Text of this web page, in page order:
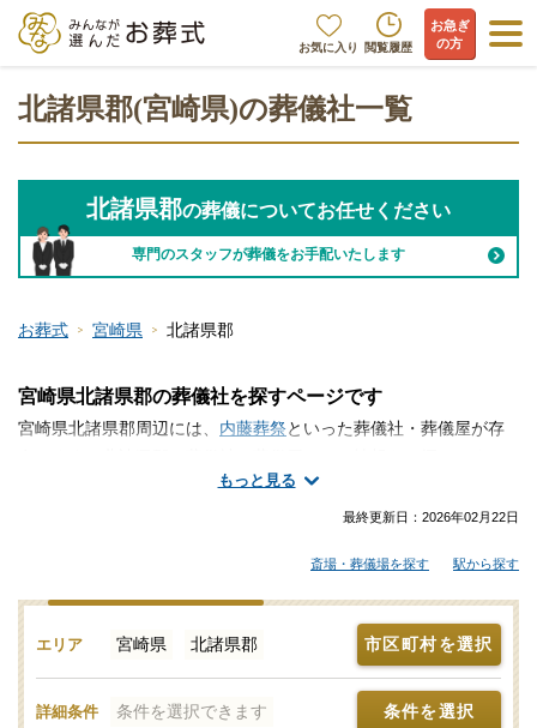
お気に入り 閲覧履歴
お急ぎ
の方
北諸県郡(宮崎県)の葬儀社一覧
北諸県郡の葬儀についてお任せください
専門のスタッフが葬儀をお手配いたします
お葬式 宮崎県 北諸県郡
もっと見る
宮崎県北諸県郡の葬儀社を探すページです
宮崎県北諸県郡周辺には、 内藤葬祭といった葬儀社・葬儀屋が存
か？火葬のみ、一日葬、家族葬、一般的なお葬式など、手厚く真
心のこもったサービスが魅力の葬儀屋さんから大規模な葬儀にも
が大切です。各葬儀屋さんの特徴、おすすめの葬儀社などをご覧
ください。「みんなが選んだお葬式」では、基準を満たした北諸
県郡対応の葬儀社・葬儀屋さんをご紹介しております。少しでも
ご不明点などがあれば、些細と思われることでも遠慮なく、24時
間365日お電話でご相談いただけます。北諸県郡の葬儀社を比較検
討の際に「信頼のおける葬儀屋さんはどこ？」などのお問合せも
最終更新日： 2026年02月22日
斎場・葬儀場を探す 駅から探す
エリア 宮崎県 北諸県郡 市区町村を選択
詳細条件 条件を選択できます 条件を選択